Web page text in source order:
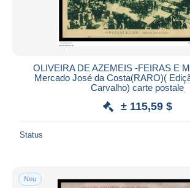
OLIVEIRA DE AZEMEIS -FEIRAS E
Mercado José da Costa(RARO)(
Carvalho) carte postale
± 115,59 $
Status
Neu